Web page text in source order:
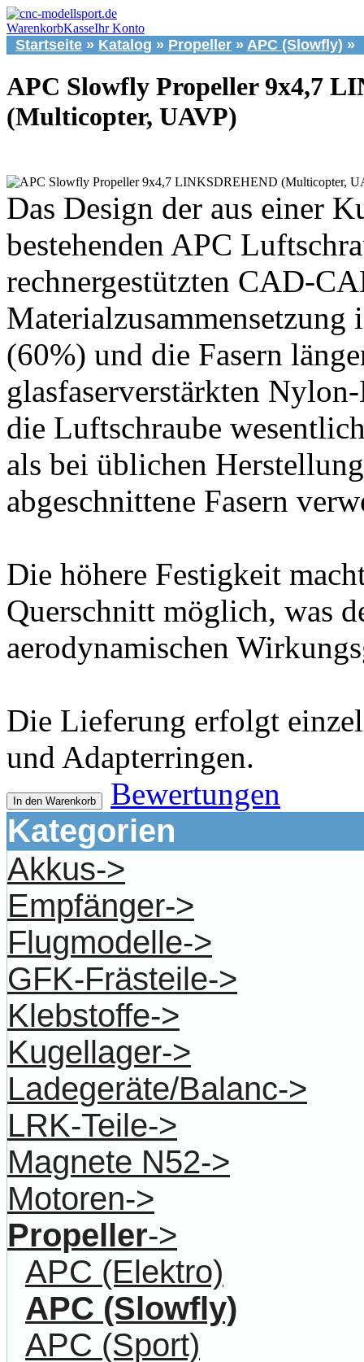
WarenkorbKasseIhr Konto
Startseite » Katalog » Propeller » APC (Slowfly) »
APC Slowfly Propeller 9x4,7
(Multicopter, UAVP)
Das Design der aus einer
bestehenden APC
rechnergestützten CAD-
Materialzusammensetzung
(60%) und die Fasern
glasfaserverstärkten
die Luftschraube
als bei üblichen
abgeschnittene Fasern
Die höhere Festigkeit
Querschnitt möglich, was
aerodynamischen
Die Lieferung erfolgt
und Adapterringen.
In den Warenkorb Bewertungen
Kategorien
Akkus->
Empfänger->
Flugmodelle->
GFK-Frästeile->
Klebstoffe->
Kugellager->
Ladegeräte/Balanc->
LRK-Teile->
Magnete N52->
Motoren->
Propeller->
APC (Elektro)
APC (Slowfly)
APC (Sport)